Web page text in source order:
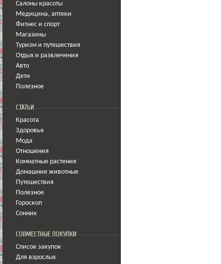
Салоны красоты
Медицина, аптеки
Фитнес и спорт
Магазины
Туризм и путешествия
Отдых и развлечения
Авто
Дети
Полезное
СТАТЬИ
Красота
Здоровье
Мода
Отношения
Комнатные растения
Домашние животные
Путешествия
Полезное
Гороскоп
Сонник
СОВМЕСТНЫЕ ПОКУПКИ
Список закупок
Для взрослых